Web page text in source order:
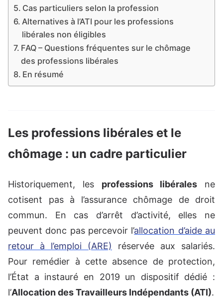
Cas particuliers selon la profession
Alternatives à l’ATI pour les professions
libérales non éligibles
FAQ – Questions fréquentes sur le chômage
des professions libérales
En résumé
Les professions libérales et le
chômage : un cadre particulier
Historiquement, les professions libérales ne
cotisent pas à l’assurance chômage de droit
commun. En cas d’arrêt d’activité, elles ne
peuvent donc pas percevoir l’allocation d’aide au
retour à l’emploi (ARE) réservée aux salariés.
Pour remédier à cette absence de protection,
l’État a instauré en 2019 un dispositif dédié :
l’Allocation des Travailleurs Indépendants (ATI).